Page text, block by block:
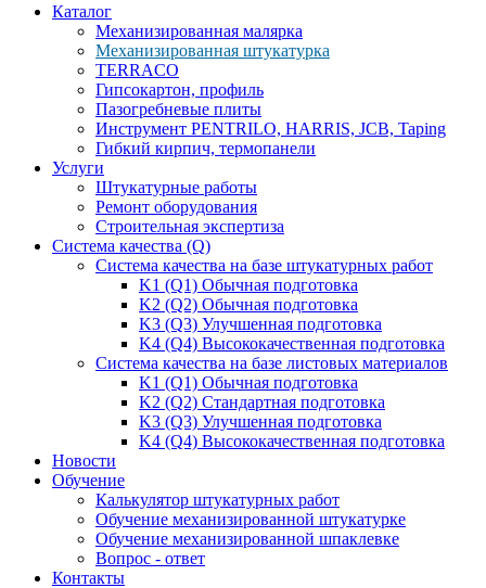
Каталог
Механизированная малярка
Механизированная штукатурка
TERRACO
Гипсокартон, профиль
Пазогребневые плиты
Инструмент PENTRILO, HARRIS, JCB, Taping
Гибкий кирпич, термопанели
Услуги
Штукатурные работы
Ремонт оборудования
Строительная экспертиза
Система качества (Q)
Система качества на базе штукатурных работ
K1 (Q1) Обычная подготовка
K2 (Q2) Обычная подготовка
K3 (Q3) Улучшенная подготовка
K4 (Q4) Высококачественная подготовка
Система качества на базе листовых материалов
K1 (Q1) Обычная подготовка
K2 (Q2) Стандартная подготовка
K3 (Q3) Улучшенная подготовка
K4 (Q4) Высококачественная подготовка
Новости
Обучение
Калькулятор штукатурных работ
Обучение механизированной штукатурке
Обучение механизированной шпаклевке
Вопрос - ответ
Контакты